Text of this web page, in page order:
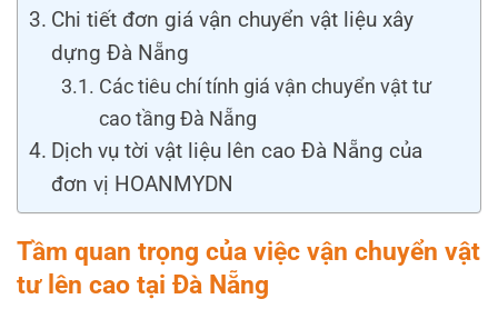
Chi tiết đơn giá vận chuyển vật liệu xây
dựng Đà Nẵng
Các tiêu chí tính giá vận chuyển vật tư
cao tầng Đà Nẵng
Dịch vụ tời vật liệu lên cao Đà Nẵng của
đơn vị HOANMYDN
Tầm quan trọng của việc vận chuyển vật
tư lên cao tại Đà Nẵng